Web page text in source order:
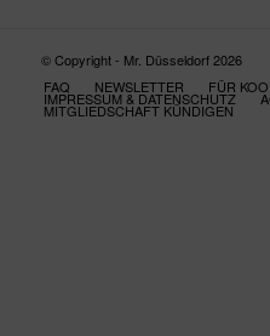
© Copyright - Mr. Düsseldorf 2026
FAQ
NEWSLETTER FÜR
IMPRESSUM & DATENSCHUTZ
MITGLIEDSCHAFT KÜNDIGEN